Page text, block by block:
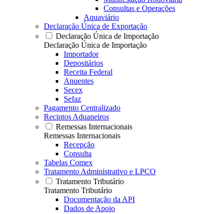
Consultas e Operações
Aquaviário
Declaração Única de Exportação
Declaração Única de Importação
Declaração Única de Importação
Importador
Depositários
Receita Federal
Anuentes
Secex
Sefaz
Pagamento Centralizado
Recintos Aduaneiros
Remessas Internacionais
Remessas Internacionais
Recepção
Consulta
Tabelas Comex
Tratamento Administrativo e LPCO
Tratamento Tributário
Tratamento Tributário
Documentação da API
Dados de Apoio